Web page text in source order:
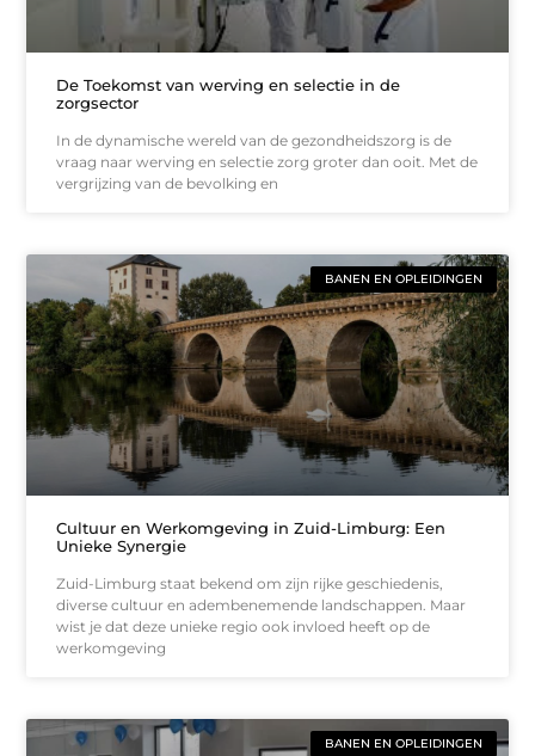
De Toekomst van werving en selectie in de
zorgsector
In de dynamische wereld van de gezondheidszorg is de
vraag naar werving en selectie zorg groter dan ooit. Met de
vergrijzing van de bevolking en
BANEN EN OPLEIDINGEN
Cultuur en Werkomgeving in Zuid-Limburg: Een
Unieke Synergie
Zuid-Limburg staat bekend om zijn rijke geschiedenis,
diverse cultuur en adembenemende landschappen. Maar
wist je dat deze unieke regio ook invloed heeft op de
werkomgeving
BANEN EN OPLEIDINGEN